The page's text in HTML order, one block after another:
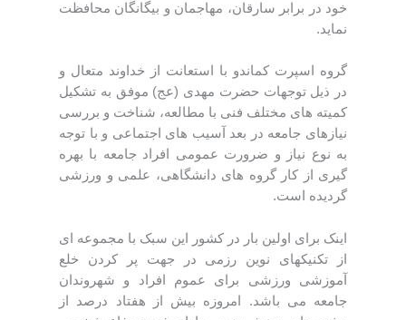
خود در برابر سارقان، مهاجمان و بیگانگان محافظت
نماید.
گروه اسپرت کماندو با استعانت از خداوند متعال و
در ذیل توجهات حضرت مهدی (عج) موفق به تشکیل
کمیته های مختلف فنی با مطالعه، شناخت و بررسی
نیازهای جامعه در بعد آسیب های اجتماعی و با توجه
به نوع نیاز و ضرورت عمومی افراد جامعه با بهره
گیری از کار گروه های دانشگاهی، علمی و ورزشی
گردیده است.
اینک برای اولین بار در کشور این سبک با مجموعه ای
از تکنیکهای نوین رزمی در جهت پر کردن خلع
آموزشی ورزشی برای عموم افراد و شهروندان
جامعه می باشد. امروزه بیش از هفتاد درصد از